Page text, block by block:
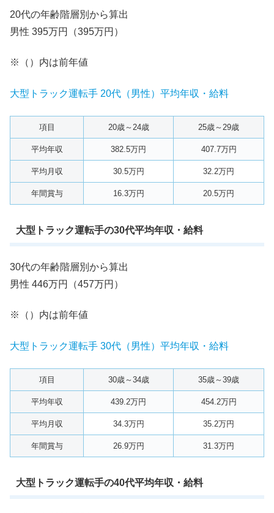
20代の年齢階層別から算出
男性 395万円（395万円）
※（）内は前年値
大型トラック運転手 20代（男性）平均年収・給料
項目 20歳～24歳 25歳～29歳
平均年収 382.5万円 407.7万円
平均月収 30.5万円 32.2万円
年間賞与 16.3万円 20.5万円
大型トラック運転手の30代平均年収・給料
30代の年齢階層別から算出
男性 446万円（457万円）
※（）内は前年値
大型トラック運転手 30代（男性）平均年収・給料
項目 30歳～34歳 35歳～39歳
平均年収 439.2万円 454.2万円
平均月収 34.3万円 35.2万円
年間賞与 26.9万円 31.3万円
大型トラック運転手の40代平均年収・給料